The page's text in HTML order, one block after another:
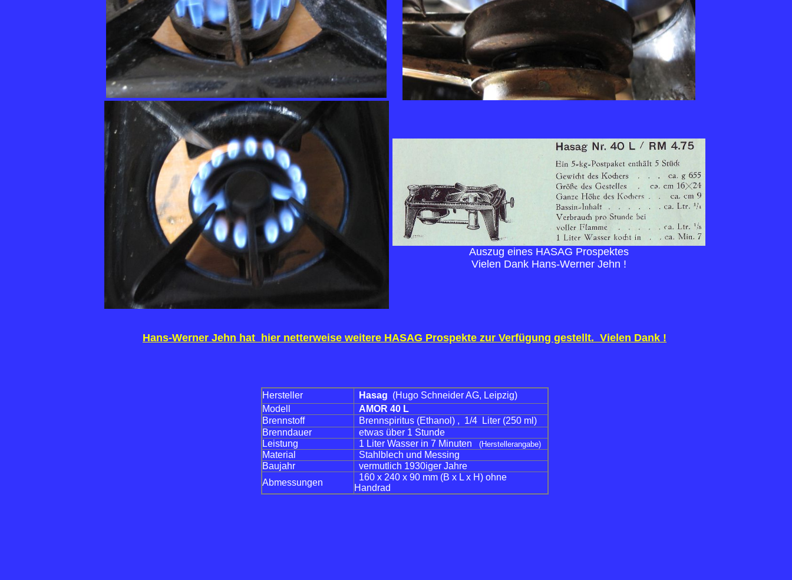
Auszug eines HASAG Prospektes
Vielen Dank Hans-Werner Jehn !
Hans-Werner Jehn hat hier netterweise weitere HASAG Prospekte zur Verfügung gestellt. Vielen Dank !
Hersteller Hasag (Hugo Schneider AG, Leipzig)
Modell
AMOR 40 L
Brennstoff
Brennspiritus (Ethanol) , 1/4 Liter (250 ml)
Brenndauer
etwas über 1 Stunde
Leistung
1 Liter Wasser in 7 Minuten (Herstellerangabe)
Material
Stahlblech und Messing
Baujahr
vermutlich 1930iger Jahre
Abmessungen
160 x 240 x 90 mm (B x L x H) ohne
Handrad